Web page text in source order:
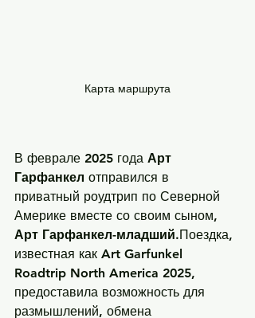
Карта маршрута
В феврале 2025 года Арт
Гарфанкел отправился в
приватный роудтрип по Северной
Америке вместе со своим сыном,
Арт Гарфанкел-младший.Поездка,
известная как Art Garfunkel
Roadtrip North America 2025,
предоставила возможность для
размышлений, обмена